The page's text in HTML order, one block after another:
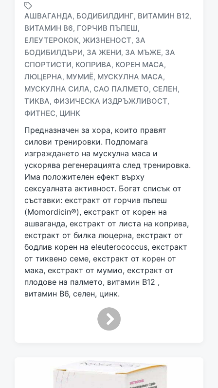
T
a
g
e
d
w
t
h
АШВАГАНДА, БОДИБИЛДИНГ, ВИТАМИН B12,
ВИТАМИН В6, ГОРЧИВ ПЪПЕШ,
ЕЛЕУТЕРОКОК, ЖИЗНЕНОСТ, ЗА
БОДИБИЛДЪРИ, ЗА ЖЕНИ, ЗА МЪЖЕ, ЗА
СПОРТИСТИ, КОПРИВА, КОРЕН MACA,
ЛЮЦЕРНА, МУМИЁ, МУСКУЛНА МАСА,
МУСКУЛНА СИЛА, САО ПАЛМЕТО, СЕЛЕН,
ТИКВА, ФИЗИЧЕСКА ИЗДРЪЖЛИВОСТ,
ФИТНЕС, ЦИНК
Предназначен за хора, които правят
силови тренировки. Подпомага
изграждането на мускулна маса и
ускорява регенерацията след тренировка.
Има положителен ефект върху
сексуалната активност. Богат списък от
съставки: екстракт от горчив пъпеш
(Momordicin®), екстракт от корен на
ашваганда, екстракт от листа на коприва,
екстракт от билка люцерна, екстракт от
бодлив корен на eleuterococcus, екстракт
от тиквено семе, екстракт от корен от
мака, екстракт от мумио, екстракт от
плодове на палмето, витамин В12 ,
витамин В6, селен, цинк.